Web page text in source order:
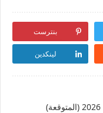
بنترست
لينكدين